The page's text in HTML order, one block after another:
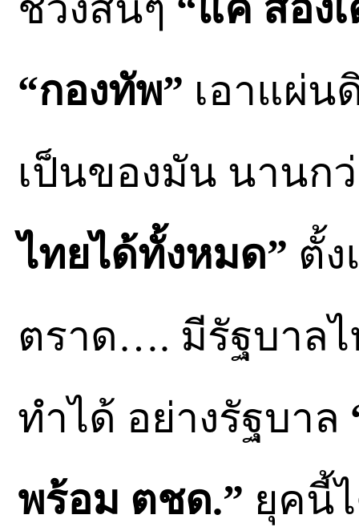
ช่วงสั้นๆ “แค่ สอง
“กองทัพ” เอาแผ่น
เป็นของมัน นานก
ไทยได้ทั้งหมด” ตั้
ตราด…. มีรัฐบาล
ทำได้ อย่างรัฐบาล
พร้อม ตชด.” ยุคนี้